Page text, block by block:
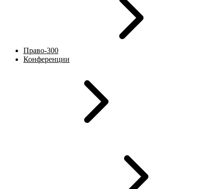
Право-300
Конференции